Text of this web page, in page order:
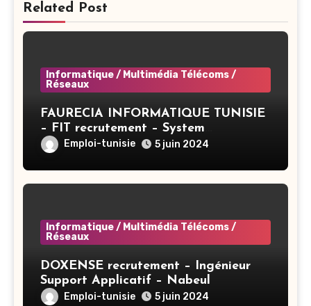
Related Post
Informatique / Multimédia Télécoms /
Réseaux
FAURECIA INFORMATIQUE TUNISIE
– FIT recrutement – System
Administrator BAC+3 (CIVP) – Tunis
Emploi-tunisie 5 juin 2024
Informatique / Multimédia Télécoms /
Réseaux
DOXENSE recrutement – Ingénieur
Support Applicatif – Nabeul
Emploi-tunisie 5 juin 2024